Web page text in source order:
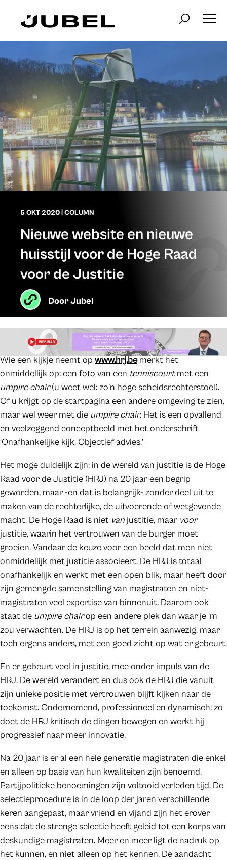
5 OKT 2020 COLUMN
Nieuwe website en nieuwe
huisstijl voor de Hoge Raad
voor de Justitie
DoorJubel
Wie een kijkje neemt op www.hrj.bemerkt het
onmiddellijk op: een foto van een tenniscourtmet een
umpire chair(u weet wel: zo’n hoge scheidsrechterstoel).
Of u krijgt op de startpagina een andere omgeving te zien,
maar wel weer met die umpire chair. Het is een opvallend
en veelzeggend conceptbeeld met het onderschrift
‘Onafhankelijke kijk. Objectief advies.’
Het moge duidelijk zijn: in de wereld van justitie is de Hoge
Raad voor de Justitie (HRJ) na 20 jaar een begrip
geworden, maar -en dat is belangrijk- zonder deel uit te
maken van de rechterlijke, de uitvoerende of wetgevende
macht. De Hoge Raad is niet van justitie, maar voor
justitie, waarin het vertrouwen van de burger moet
groeien. Vandaar de keuze voor een beeld dat men niet
onmiddellijk met justitie associeert. De HRJ is totaal
onafhankelijk en werkt met een open blik, maar heeft door
zijn gemengde samenstelling van magistraten en niet-
magistraten veel expertise van binnenuit. Daarom ook
staat de umpire chairop een andere plek dan waar je ‘m
zou verwachten. De HRJ is op het terrein aanwezig, maar
toch ergens anders, met een goed zicht op wat er gebeurt.
En er gebeurt veel in justitie, mee onder impuls van de
HRJ. De wereld verandert en dus ook de HRJ die vanuit
zijn unieke positie met vertrouwen blijft kijken naar de
toekomst. Ondernemend, professioneel en dynamisch: zo
doet de HRJ kritisch de dingen bewegen en werkt hij
progressief naar meer innovatie.
Na 20 jaar is er al een hele generatie magistraten die enkel
en alleen op basis van hun kwaliteiten zijn benoemd.
Partijpolitieke benoemingen zijn voltooid verleden tijd. De
selectieprocedure is in de loop der jaren verschillende
keren aangepast, maar vriend en vijand zijn het erover
eens dat de strenge selectie heeft geleid tot een korps van
deskundige magistraten. Meer en meer ligt de nadruk op
het kunnen, en niet alleen op het kennen. De aandacht